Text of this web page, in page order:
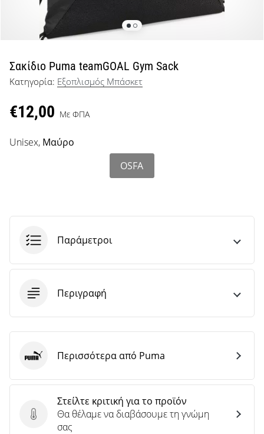
μπάσκετ
λάτρης
μπάσκετ
όπως
εμείς;
μαζί
ως
πρεσβευτής
Εμφάνιση
άρθρων
Σακίδιο Puma teamGOAL Gym Sack
Κατηγορία: Εξοπλισμός Μπάσκετ
€12,00 Με ΦΠΑ
Unisex, Μαύρο
OSFA
Παράμετροι
Περιγραφή
Στείλτε κριτική για το προϊόν
Στείλτε κριτική για το προϊόν
Θα θέλαμε να διαβάσουμε τη γνώμη
σας
Puma Περισσότερα από Puma